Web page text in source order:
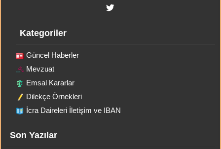
Kategoriler
Güncel Haberler
Mevzuat
Emsal Kararlar
Dilekçe Örnekleri
İcra Daireleri İletişim ve IBAN
Son Yazılar